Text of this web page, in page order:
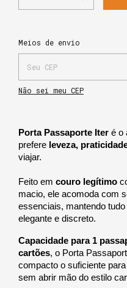
Entregas para o CEP:
Meios de envio
Não sei meu CEP
Porta Passaporte Iter é o
prefere leveza,
viajar.
Feito em couro legítimo
macio, ele acomoda com
essenciais, mantendo
elegante e discreto.
Capacidade para 1
cartões, o Porta
compacto o suficiente
sem abrir mão do estilo